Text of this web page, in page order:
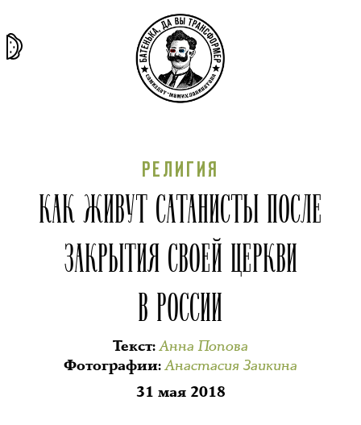
РЕЛИГИЯ
КАК ЖИВУТ САТАНИСТЫ ПОСЛЕ
ЗАКРЫТИЯ СВОЕЙ ЦЕРКВИ
В РОССИИ
Текст:Анна Попова
Фотографии:Анастасия Заикина
31 мая 2018